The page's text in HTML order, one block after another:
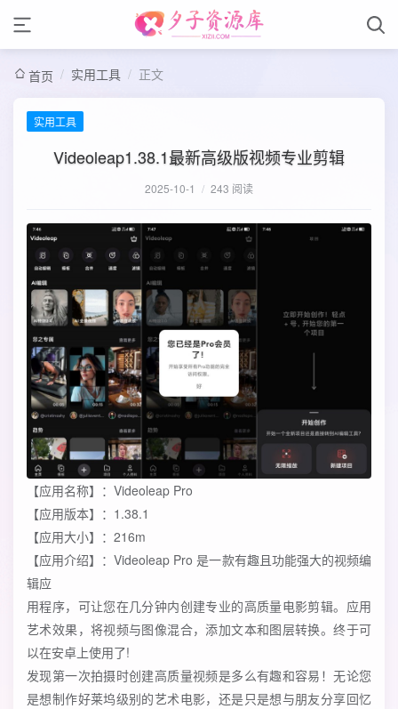
首页 / 实用工具 / 正文
实用工具
Videoleap1.38.1最新高级版视频专业剪辑
2025-10-1 / 243 阅读
【应用名称】：Videoleap Pro
【应用版本】：1.38.1
【应用大小】：216m
【应用介绍】：Videoleap Pro 是一款有趣且功能强大的视频编
辑应
用程序，可让您在几分钟内创建专业的高质量电影剪辑。应用
艺术效果，将视频与图像混合，添加文本和图层转换。终于可
以在安卓上使用了!
发现第一次拍摄时创建高质量视频是多么有趣和容易！无论您
是想制作好莱坞级别的艺术电影，还是只是想与朋友分享回忆